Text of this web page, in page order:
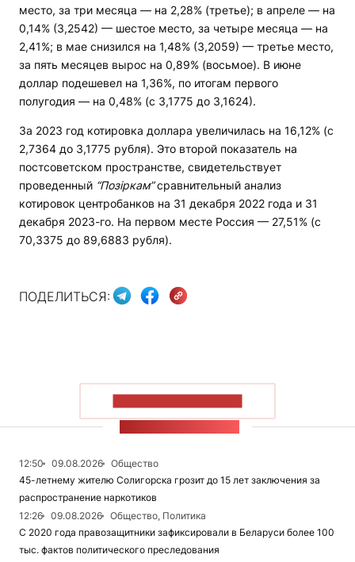
место, за три месяца — на 2,28% (третье); в апреле — на
0,14% (3,2542) — шестое место, за четыре месяца — на
2,41%; в мае снизился на 1,48% (3,2059) — третье место,
за пять месяцев вырос на 0,89% (восьмое). В июне
доллар подешевел на 1,36%, по итогам первого
полугодия — на 0,48% (с 3,1775 до 3,1624).
За 2023 год котировка доллара увеличилась на 16,12% (с
2,7364 до 3,1775 рубля). Это второй показатель на
постсоветском пространстве, свидетельствует
проведенный “Позіркам”сравнительный анализ
котировок центробанков на 31 декабря 2022 года и 31
декабря 2023-го. На первом месте Россия — 27,51% (с
70,3375 до 89,6883 рубля).
ПОДЕЛИТЬСЯ:
12:50 09.08.2026
Общество
45-летнему жителю Солигорска грозит до 15 лет заключения за
распространение наркотиков
12:26
09.08.2026
Общество, Политика
С 2020 года правозащитники зафиксировали в Беларуси более 100
тыс. фактов политического преследования